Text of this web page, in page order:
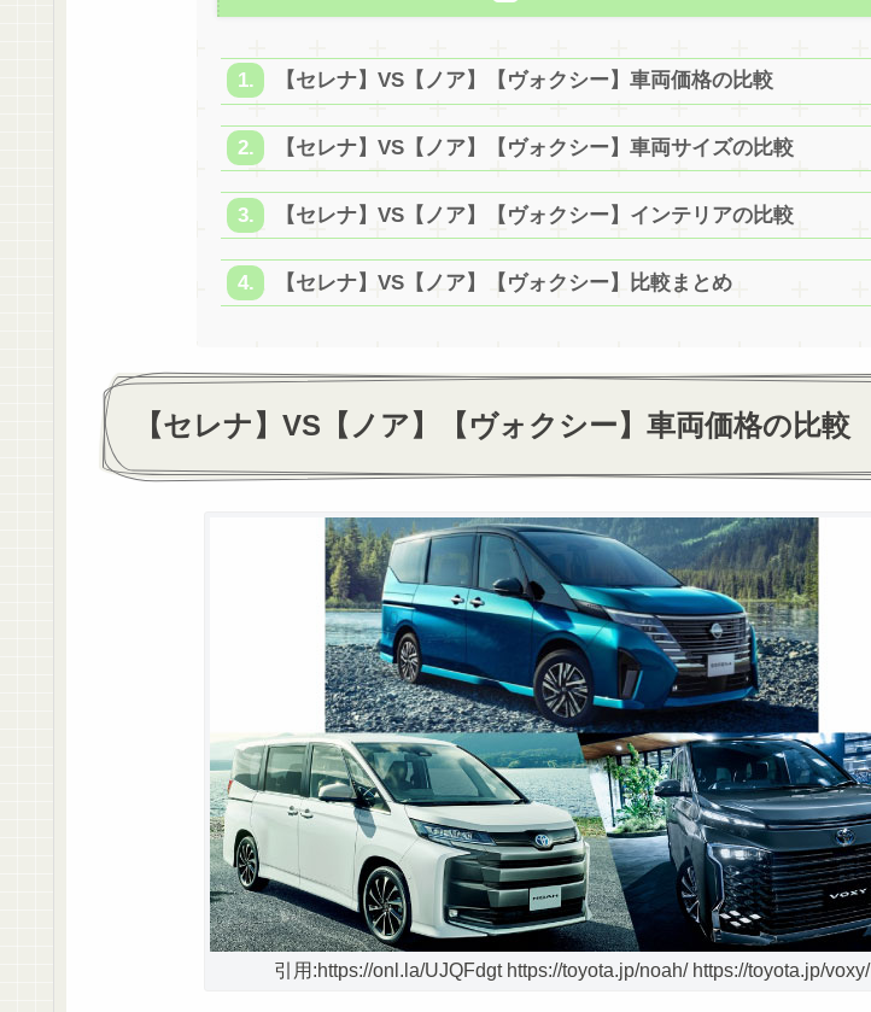
【セレナ】VS【ノア】【ヴォクシー】車両価格の比較
【セレナ】VS【ノア】【ヴォクシー】車両サイズの比較
【セレナ】VS【ノア】【ヴォクシー】インテリアの比較
【セレナ】VS【ノア】【ヴォクシー】比較まとめ
【セレナ】VS【ノア】【ヴォクシー】車両価格の比較
引用:https://onl.la/UJQFdgt https://toyota.jp/noah/ https://toyota.jp/voxy/